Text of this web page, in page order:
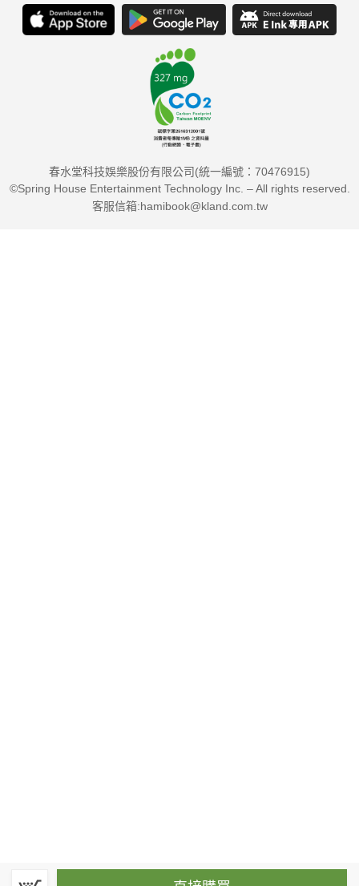
春水堂科技娛樂股份有限公司(統一編號：70476915)
©Spring House Entertainment Technology Inc. – All rights reserved.
客服信箱:hamibook@kland.com.tw